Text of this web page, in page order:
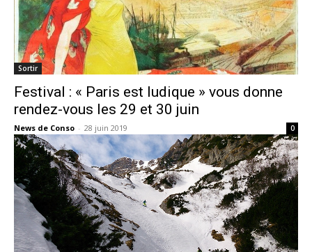
Sortir
Festival : « Paris est ludique » vous donne
rendez-vous les 29 et 30 juin
News de Conso - 28 juin 2019 0